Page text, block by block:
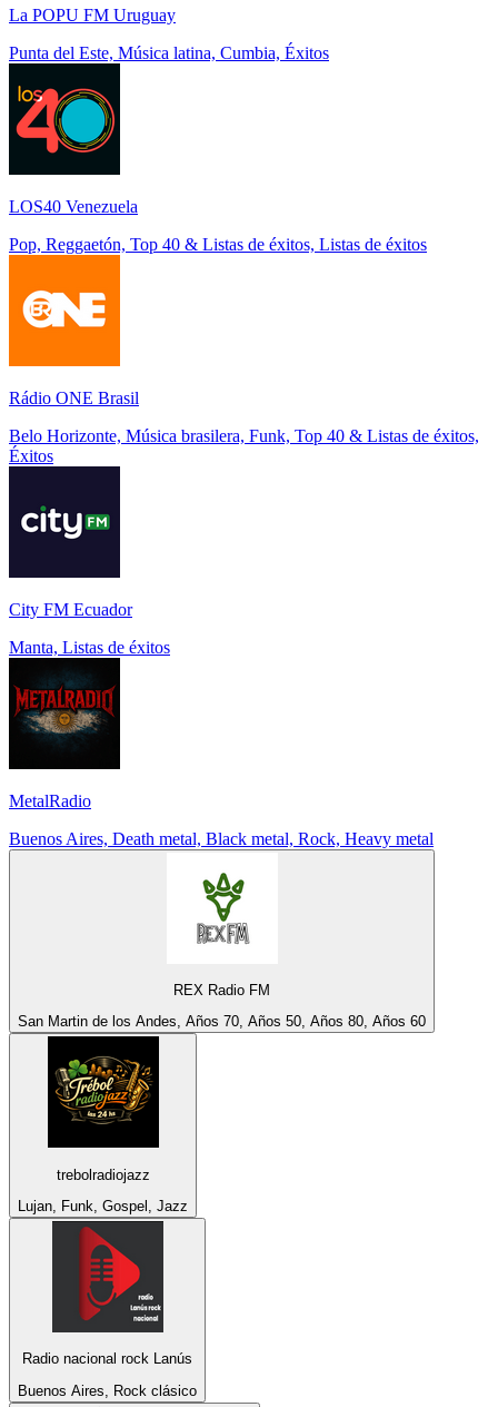
La POPU FM Uruguay
Punta del Este, Música latina, Cumbia, Éxitos
LOS40 Venezuela
Pop, Reggaetón, Top 40 & Listas de éxitos, Listas de éxitos
Rádio ONE Brasil
Belo Horizonte, Música brasilera, Funk, Top 40 & Listas de éxitos,
Éxitos
City FM Ecuador
Manta, Listas de éxitos
MetalRadio
Buenos Aires, Death metal, Black metal, Rock, Heavy metal
REX Radio FM
San Martin de los Andes, Años 70, Años 50, Años 80, Años 60
trebolradiojazz
Lujan, Funk, Gospel, Jazz
Radio nacional rock Lanús
Buenos Aires, Rock clásico